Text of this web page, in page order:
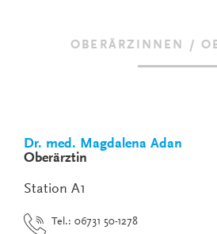
OBERÄRZINNEN /
Dr. med. Magdalena Adan
Oberärztin
Station A1
Tel.: 06731 50-1278